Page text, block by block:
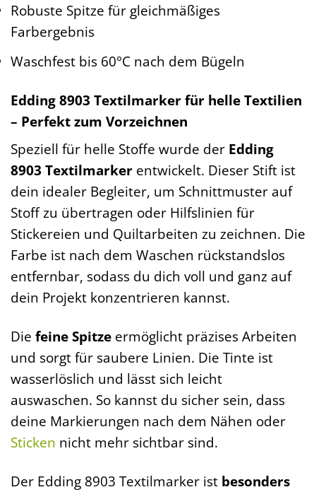
Robuste Spitze für gleichmäßiges
Farbergebnis
Waschfest bis 60°C nach dem Bügeln
Edding 8903 Textilmarker für helle Textilien
– Perfekt zum Vorzeichnen
Speziell für helle Stoffe wurde der Edding
8903 Textilmarker entwickelt. Dieser Stift ist
dein idealer Begleiter, um Schnittmuster auf
Stoff zu übertragen oder Hilfslinien für
Stickereien und Quiltarbeiten zu zeichnen. Die
Farbe ist nach dem Waschen rückstandslos
entfernbar, sodass du dich voll und ganz auf
dein Projekt konzentrieren kannst.
Die feine Spitze ermöglicht präzises Arbeiten
und sorgt für saubere Linien. Die Tinte ist
wasserlöslich und lässt sich leicht
auswaschen. So kannst du sicher sein, dass
deine Markierungen nach dem Nähen oder
Sticken nicht mehr sichtbar sind.
Der Edding 8903 Textilmarker ist besonders